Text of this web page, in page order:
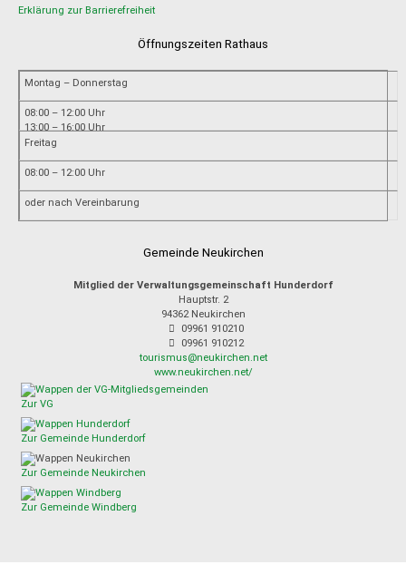
Erklärung zur Barrierefreiheit
Öffnungszeiten Rathaus
Montag – Donnerstag
08:00 – 12:00 Uhr
13:00 – 16:00 Uhr
Freitag
08:00 – 12:00 Uhr
oder nach Vereinbarung
Gemeinde Neukirchen
Mitglied der Verwaltungsgemeinschaft Hunderdorf
Hauptstr. 2
94362Neukirchen
09961 910210
09961 910212
tourismus@neukirchen.net
www.neukirchen.net/
Zur VG
Zur Gemeinde Hunderdorf
Zur Gemeinde Neukirchen
Zur Gemeinde Windberg